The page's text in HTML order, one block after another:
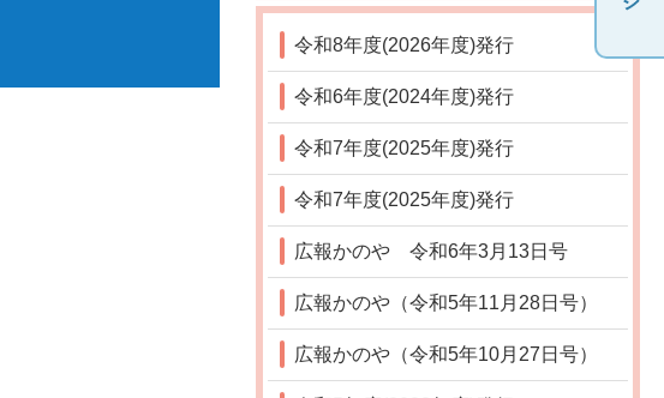
令和8年度(2026年度)発行
令和6年度(2024年度)発行
令和7年度(2025年度)発行
令和7年度(2025年度)発行
広報かのや 令和6年3月13日号
広報かのや（令和5年11月28日号）
広報かのや（令和5年10月27日号）